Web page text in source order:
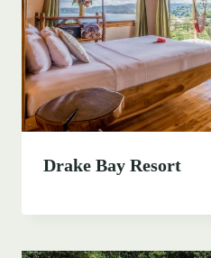
Drake Bay Resort